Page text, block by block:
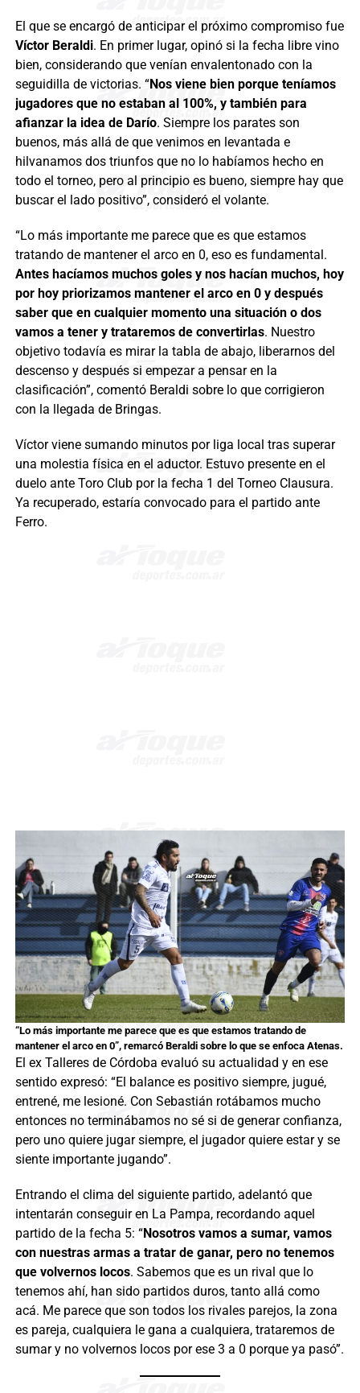
El que se encargó de anticipar el próximo compromiso fue
Víctor Beraldi. En primer lugar, opinó si la fecha libre vino
bien, considerando que venían envalentonado con la
seguidilla de victorias. “Nos viene bien porque teníamos
jugadores que no estaban al 100%, y también para
afianzar la idea de Darío. Siempre los parates son
buenos, más allá de que venimos en levantada e
hilvanamos dos triunfos que no lo habíamos hecho en
todo el torneo, pero al principio es bueno, siempre hay que
buscar el lado positivo”, consideró el volante.
“Lo más importante me parece que es que estamos
tratando de mantener el arco en 0, eso es fundamental.
Antes hacíamos muchos goles y nos hacían muchos, hoy
por hoy priorizamos mantener el arco en 0 y después
saber que en cualquier momento una situación o dos
vamos a tener y trataremos de convertirlas. Nuestro
objetivo todavía es mirar la tabla de abajo, liberarnos del
descenso y después si empezar a pensar en la
clasificación”, comentó Beraldi sobre lo que corrigieron
con la llegada de Bringas.
Víctor viene sumando minutos por liga local tras superar
una molestia física en el aductor. Estuvo presente en el
duelo ante Toro Club por la fecha 1 del Torneo Clausura.
Ya recuperado, estaría convocado para el partido ante
Ferro.
“Lo más importante me parece que es que estamos tratando de
mantener el arco en 0”, remarcó Beraldi sobre lo que se enfoca Atenas.
El ex Talleres de Córdoba evaluó su actualidad y en ese
sentido expresó: “El balance es positivo siempre, jugué,
entrené, me lesioné. Con Sebastián rotábamos mucho
entonces no terminábamos no sé si de generar confianza,
pero uno quiere jugar siempre, el jugador quiere estar y se
siente importante jugando”.
Entrando el clima del siguiente partido, adelantó que
intentarán conseguir en La Pampa, recordando aquel
partido de la fecha 5: “Nosotros vamos a sumar, vamos
con nuestras armas a tratar de ganar, pero no tenemos
que volvernos locos. Sabemos que es un rival que lo
tenemos ahí, han sido partidos duros, tanto allá como
acá. Me parece que son todos los rivales parejos, la zona
es pareja, cualquiera le gana a cualquiera, trataremos de
sumar y no volvernos locos por ese 3 a 0 porque ya pasó”.